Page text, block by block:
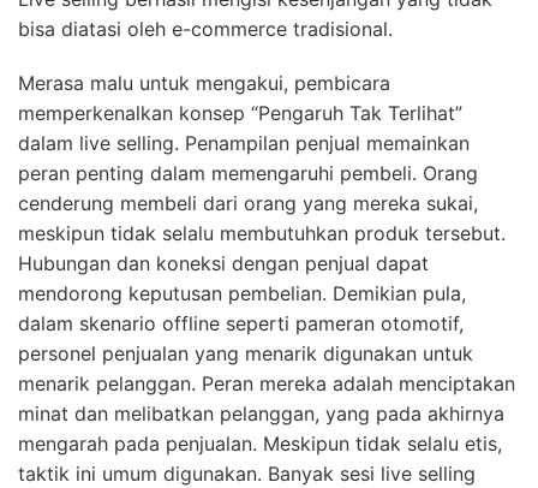
bisa diatasi oleh e-commerce tradisional.
Merasa malu untuk mengakui, pembicara
memperkenalkan konsep “Pengaruh Tak Terlihat”
dalam live selling. Penampilan penjual memainkan
peran penting dalam memengaruhi pembeli. Orang
cenderung membeli dari orang yang mereka sukai,
meskipun tidak selalu membutuhkan produk tersebut.
Hubungan dan koneksi dengan penjual dapat
mendorong keputusan pembelian. Demikian pula,
dalam skenario offline seperti pameran otomotif,
personel penjualan yang menarik digunakan untuk
menarik pelanggan. Peran mereka adalah menciptakan
minat dan melibatkan pelanggan, yang pada akhirnya
mengarah pada penjualan. Meskipun tidak selalu etis,
taktik ini umum digunakan. Banyak sesi live selling